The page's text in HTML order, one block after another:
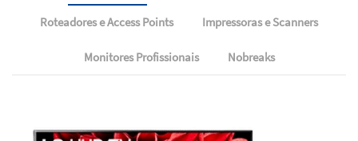
Roteadores e Access Points Impressoras e Scanners
Monitores Profissionais Nobreaks